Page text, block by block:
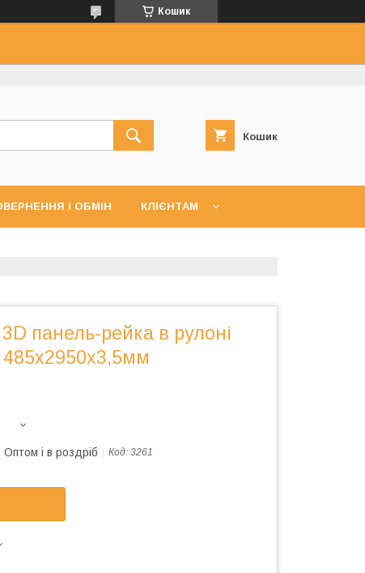
Кошик
Кошик
І ОБМІН КЛІЄНТАМ
панель-рейка в рулоні
485х2950х3,5мм
Оптом і в роздріб Код: 3261